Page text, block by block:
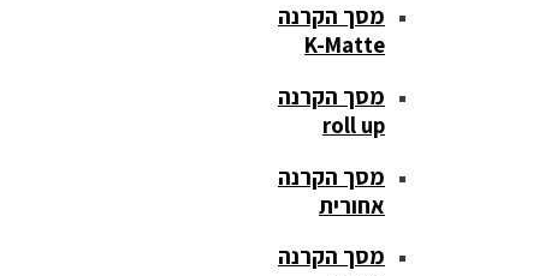
מסך הקרנה
K-Matte
מסך הקרנה
roll up
מסך הקרנה
אחורית
מסך הקרנה